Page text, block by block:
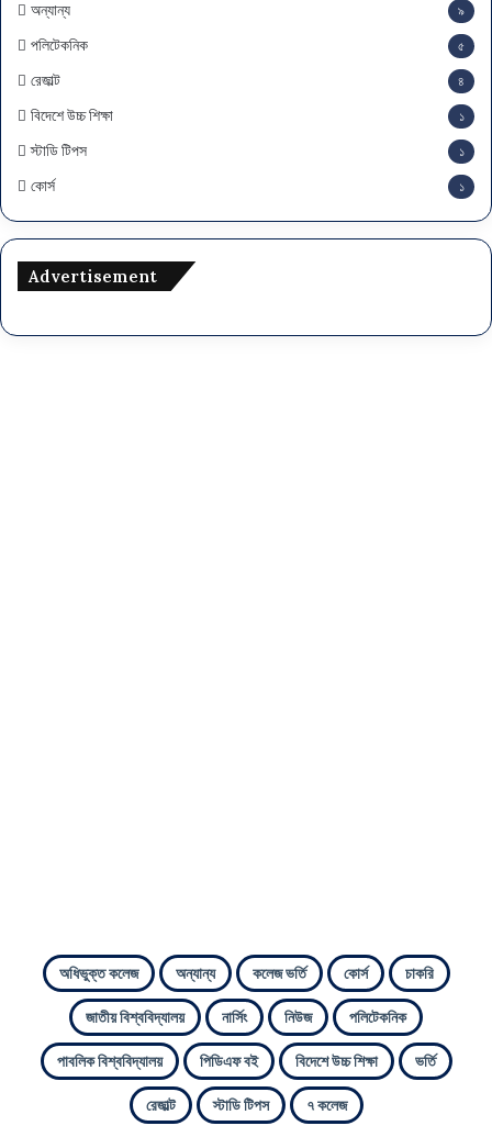
অন্যান্য ৯
পলিটেকনিক ৫
রেজাল্ট ৪
বিদেশে উচ্চ শিক্ষা ১
স্টাডি টিপস ১
কোর্স ১
Advertisement
অধিভুক্ত কলেজ অন্যান্য কলেজ ভর্তি কোর্স চাকরি
জাতীয় বিশ্ববিদ্যালয় নার্সিং নিউজ পলিটেকনিক
পাবলিক বিশ্ববিদ্যালয় পিডিএফ বই বিদেশে উচ্চ শিক্ষা ভর্তি
রেজাল্ট স্টাডি টিপস ৭ কলেজ